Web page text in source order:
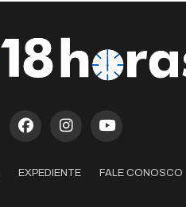
EXPEDIENTE FALE CONOSCO